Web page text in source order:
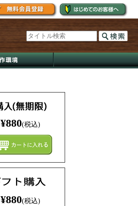
¥880(税込)
¥880(税込)